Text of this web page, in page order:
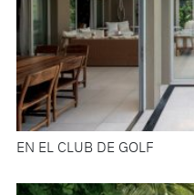
EN EL CLUB DE GOLF